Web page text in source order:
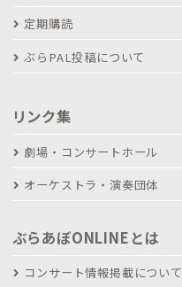
定期購読
ぶらPAL投稿について
リンク集
劇場・コンサートホール
オーケストラ・演奏団体
ぶらあぼONLINEとは
コンサート情報掲載について